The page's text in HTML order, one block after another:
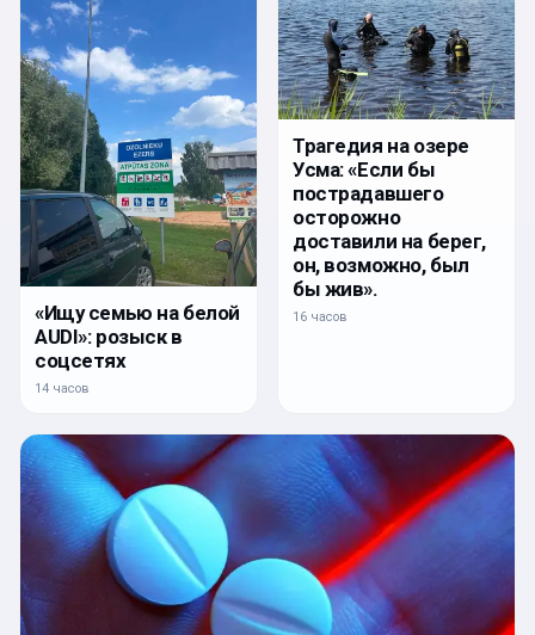
«Ищу семью на белой
AUDI»: розыск в
соцсетях
14 часов
Трагедия на озере
Усма: «Если бы
пострадавшего
осторожно
доставили на берег,
он, возможно, был
бы жив».
16 часов